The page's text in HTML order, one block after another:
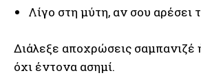
Λίγο στη μύτη, αν σου
Διάλεξε αποχρώσεις σαμπανιζέ
όχι έντονα ασημί.